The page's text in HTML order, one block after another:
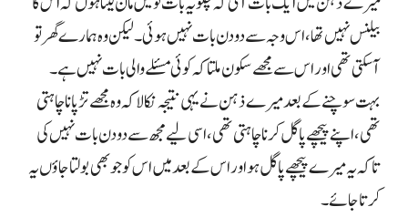
بیلنس نہیں تھا، اس وجہ سے دو دن بات نہیں ہوئی۔ لیکن وہ ہمارے گھر تو
آ سکتی تھی اور اس سے مجھے سکون ملتا کہ کوئی مسئلے والی بات نہیں ہے۔
بہت سوچنے کے بعد میرے ذہن نے یہی نتیجہ نکالا کہ وہ مجھے تڑپانا چاہتی
تھی، اپنے پیچھے پاگل کرنا چاہتی تھی، اسی لیے مجھ سے دو دن بات نہیں کی
تاکہ یہ میرے پیچھے پاگل ہو اور اس کے بعد میں اس کو جو بھی بولتا جاؤں یہ
کرتا جائے۔